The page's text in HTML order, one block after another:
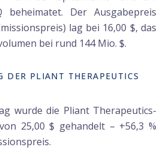
beheimatet. Der Ausgabepreis
lag bei 16,00 $, das
bei rund 144 Mio. $.
DER PLIANT THERAPEUTICS
wurde die Pliant Therapeutics-
25,00 $ gehandelt – +56,3 %